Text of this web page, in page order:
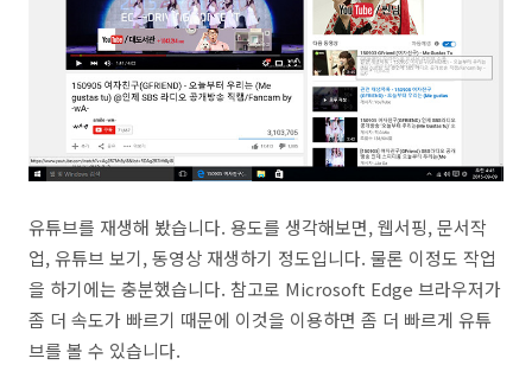
유튜브를 재생해 봤습니다. 용도를 생각해보면, 웹서핑, 문서작
업, 유튜브 보기, 동영상 재생하기 정도입니다. 물론 이정도 작업
을 하기에는 충분했습니다. 참고로 Microsoft Edge 브라우저가
좀 더 속도가 빠르기 때문에 이것을 이용하면 좀 더 빠르게 유튜
브를 볼 수 있습니다.